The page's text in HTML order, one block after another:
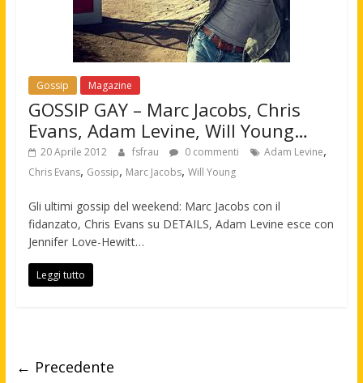
Gossip Magazine
GOSSIP GAY – Marc Jacobs, Chris
Evans, Adam Levine, Will Young…
20 Aprile 2012 fsfrau 0 commenti Adam Levine,
Chris Evans, Gossip, Marc Jacobs, Will Young
Gli ultimi gossip del weekend: Marc Jacobs con il
fidanzato, Chris Evans su DETAILS, Adam Levine esce con
Jennifer Love-Hewitt…
Leggi tutto
← Precedente